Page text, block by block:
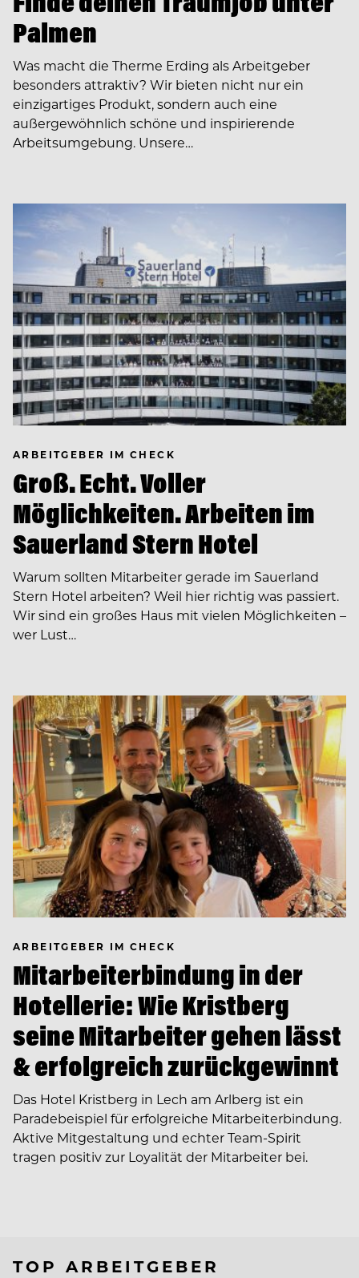
Palmen
Was macht die Therme Erding als Arbeitgeber
besonders attraktiv? Wir bieten nicht nur ein
einzigartiges Produkt, sondern auch eine
außergewöhnlich schöne und inspirierende
Arbeitsumgebung. Unsere…
ARBEITGEBER IM CHECK
Groß. Echt. Voller
Möglichkeiten. Arbeiten im
Sauerland Stern Hotel
Warum sollten Mitarbeiter gerade im Sauerland
Stern Hotel arbeiten? Weil hier richtig was passiert.
Wir sind ein großes Haus mit vielen Möglichkeiten –
wer Lust…
ARBEITGEBER IM CHECK
Mitarbeiterbindung in der
Hotellerie: Wie Kristberg
seine Mitarbeiter gehen lässt
& erfolgreich zurückgewinnt
Das Hotel Kristberg in Lech am Arlberg ist ein
Paradebeispiel für erfolgreiche Mitarbeiterbindung.
Aktive Mitgestaltung und echter Team-Spirit
tragen positiv zur Loyalität der Mitarbeiter bei.
TOP ARBEITGEBER